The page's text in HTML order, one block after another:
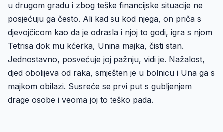
u drugom gradu i zbog teške financijske situacije ne
posjećuju ga često. Ali kad su kod njega, on priča s
djevojčicom kao da je odrasla i njoj to godi, igra s njom
Tetrisa dok mu kćerka, Unina majka, čisti stan.
Jednostavno, posvećuje joj pažnju, vidi je. Nažalost,
djed obolijeva od raka, smješten je u bolnicu i Una ga s
majkom obilazi. Susreće se prvi put s gubljenjem
drage osobe i veoma joj to teško pada.